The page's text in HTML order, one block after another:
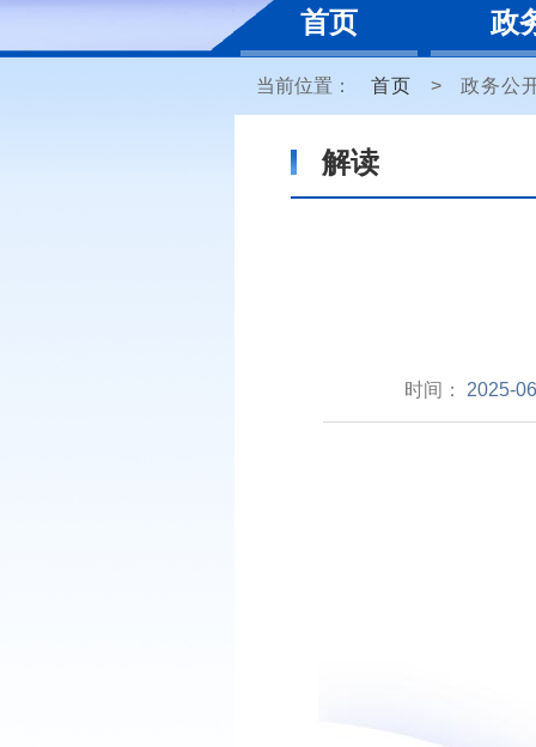
首页 政
当前位置： 首页 > 政务公
解读
时间： 2025-